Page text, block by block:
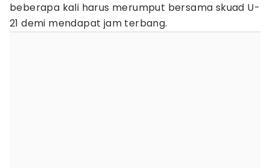
beberapa kali harus merumput bersama skuad U-
21 demi mendapat jam terbang.